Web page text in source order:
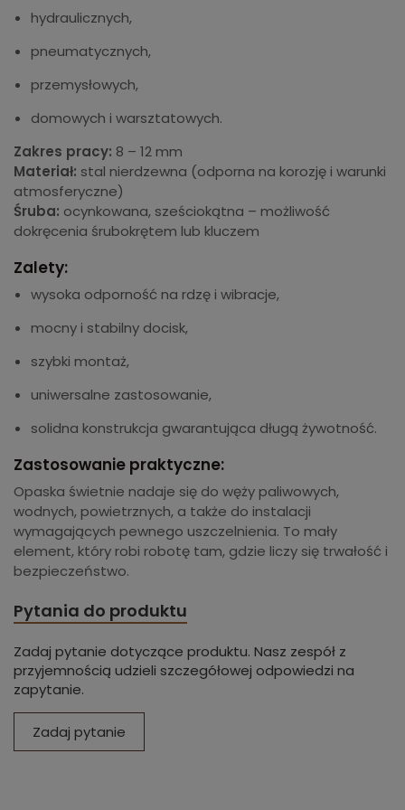
hydraulicznych,
pneumatycznych,
przemysłowych,
domowych i warsztatowych.
Zakres pracy: 8 – 12 mm
Materiał: stal nierdzewna (odporna na korozję i warunki
atmosferyczne)
Śruba: ocynkowana, sześciokątna – możliwość
dokręcenia śrubokrętem lub kluczem
Zalety:
wysoka odporność na rdzę i wibracje,
mocny i stabilny docisk,
szybki montaż,
uniwersalne zastosowanie,
solidna konstrukcja gwarantująca długą żywotność.
Zastosowanie praktyczne:
Opaska świetnie nadaje się do węży paliwowych,
wodnych, powietrznych, a także do instalacji
wymagających pewnego uszczelnienia. To mały
element, który robi robotę tam, gdzie liczy się trwałość i
bezpieczeństwo.
Pytania do produktu
Zadaj pytanie dotyczące produktu. Nasz zespół z
przyjemnością udzieli szczegółowej odpowiedzi na
zapytanie.
Zadaj pytanie